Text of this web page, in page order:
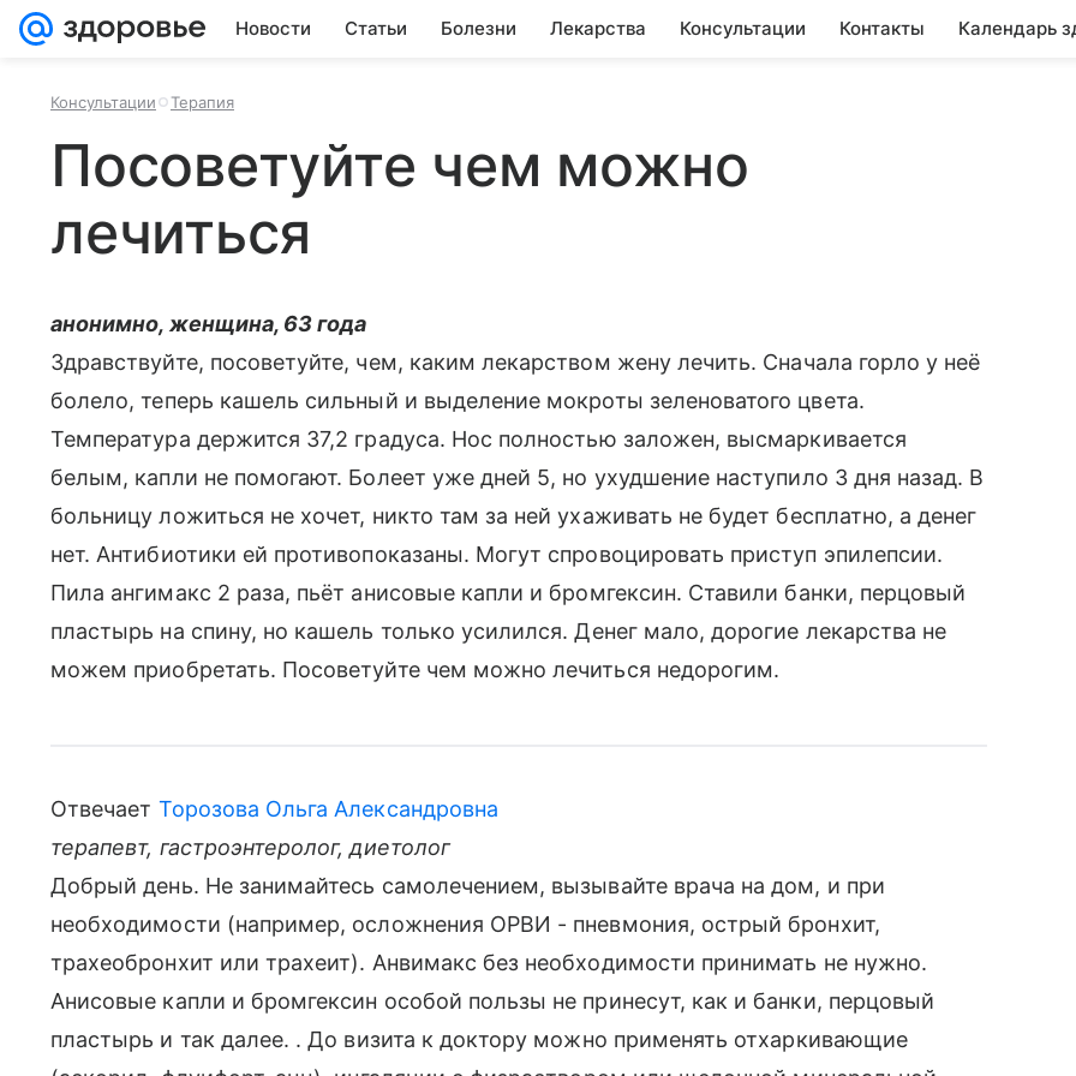
Новости Статьи Болезни Лекарства Консультации Контакты Календарь
Консультации Терапия
Посоветуйте чем можно
лечиться
анонимно, женщина, 63 года
Здравствуйте, посоветуйте, чем, каким лекарством жену лечить. Сначала горло у неё
болело, теперь кашель сильный и выделение мокроты зеленоватого цвета.
Температура держится 37,2 градуса. Нос полностью заложен, высмаркивается
белым, капли не помогают. Болеет уже дней 5, но ухудшение наступило 3 дня назад. В
больницу ложиться не хочет, никто там за ней ухаживать не будет бесплатно, а денег
нет. Антибиотики ей противопоказаны. Могут спровоцировать приступ эпилепсии.
Пила ангимакс 2 раза, пьёт анисовые капли и бромгексин. Ставили банки, перцовый
пластырь на спину, но кашель только усилился. Денег мало, дорогие лекарства не
можем приобретать. Посоветуйте чем можно лечиться недорогим.
Отвечает Торозова Ольга Александровна
терапевт, гастроэнтеролог, диетолог
Добрый день. Не занимайтесь самолечением, вызывайте врача на дом, и при
необходимости (например, осложнения ОРВИ - пневмония, острый бронхит,
трахеобронхит или трахеит). Анвимакс без необходимости принимать не нужно.
Анисовые капли и бромгексин особой пользы не принесут, как и банки, перцовый
пластырь и так далее. . До визита к доктору можно применять отхаркивающие